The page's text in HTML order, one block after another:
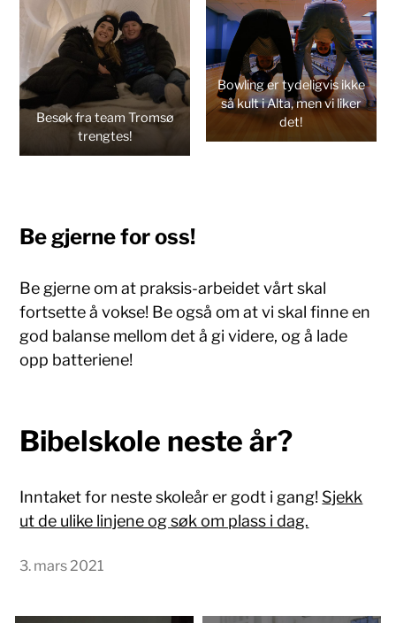
Besøk fra team Tromsø
trengtes!
Bowling er tydeligvis ikke
så kult i Alta, men vi liker
det!
Be gjerne for oss!
Be gjerne om at praksis-arbeidet vårt skal
fortsette å vokse! Be også om at vi skal finne en
god balanse mellom det å gi videre, og å lade
opp batteriene!
Bibelskole neste år?
Inntaket for neste skoleår er godt i gang! Sjekk
ut de ulike linjene og søk om plass i dag.
3. mars 2021